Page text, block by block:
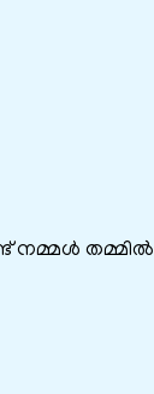
നമ്മൾ തമ്മിൽ